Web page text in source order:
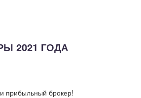
2021 ГОДА
прибыльный брокер!